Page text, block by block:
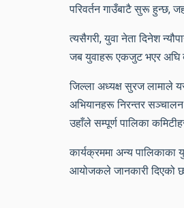
परिवर्तन गाउँबाटै सुरू हुन्छ,
त्यसैगरी, युवा नेता दिनेश
जब युवाहरू एकजुट भएर अघि
जिल्ला अध्यक्ष सुरज लामाले
अभियानहरू निरन्तर सञ्चालन
उहाँले सम्पूर्ण पालिका
कार्यक्रममा अन्य पालिकाका
आयोजकले जानकारी दिएको